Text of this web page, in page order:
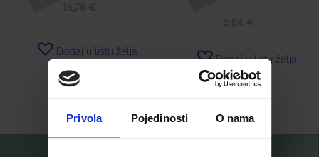
Privola Pojedinosti O nama
16,78 €
Dodaj u listu želja
Pročitaj više
5,04 €
Dodaj u listu želja
Pročitaj više